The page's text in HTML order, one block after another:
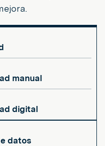
manual
digital
datos